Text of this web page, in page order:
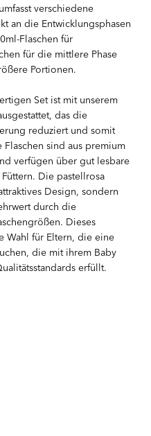
verschiedene
an die Entwicklungsphasen
Flaschen für
für die mittlere Phase
Portionen.
Set ist mit unserem
das die
reduziert und somit
sind aus premium
verfügen über gut lesbare
Die pastellrosa
Design, sondern
durch die
Dieses
Wahl für Eltern, die eine
die mit ihrem Baby
erfüllt.